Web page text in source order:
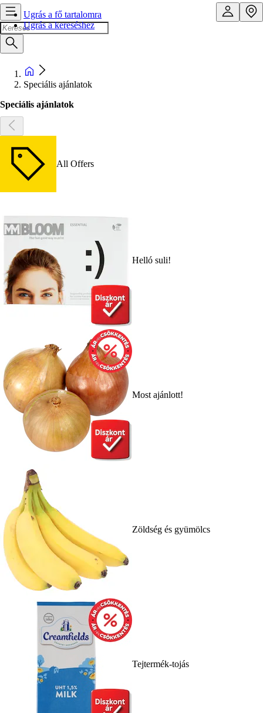
Ugrás a fő tartalomra
Ugrás a kereséshez
Speciális ajánlatok
Speciális ajánlatok
All Offers
Helló suli!
Most ajánlott!
Zöldség és gyümölcs
Tejtermék-tojás